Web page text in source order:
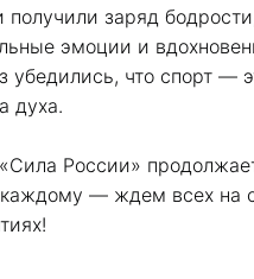
получили заряд
эмоции и
убедились, что спорт —
духа.
России»
каждому — ждем всех на